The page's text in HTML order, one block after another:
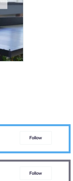
Follow
Follow